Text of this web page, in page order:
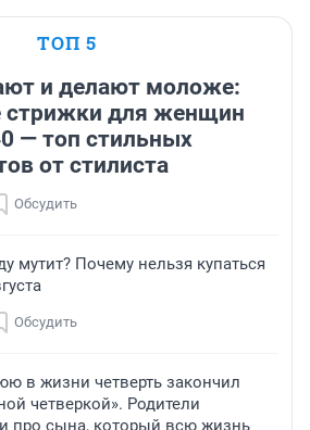
ТОП 5
и делают моложе:
стрижки для женщин
— топ стильных
от стилиста
Обсудить
мутит? Почему нельзя купаться
Обсудить
в жизни четверть закончил
четверкой». Родители
про сына, который всю жизнь